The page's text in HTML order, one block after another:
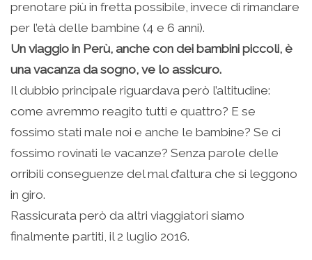
prenotare più in fretta possibile, invece di rimandare
per l’età delle bambine (4 e 6 anni).
Un viaggio in Perù, anche con dei bambini piccoli, è
una vacanza da sogno, ve lo assicuro.
Il dubbio principale riguardava però l’altitudine:
come avremmo reagito tutti e quattro? E se
fossimo stati male noi e anche le bambine? Se ci
fossimo rovinati le vacanze? Senza parole delle
orribili conseguenze del mal d’altura che si leggono
in giro.
Rassicurata però da altri viaggiatori siamo
finalmente partiti, il 2 luglio 2016.